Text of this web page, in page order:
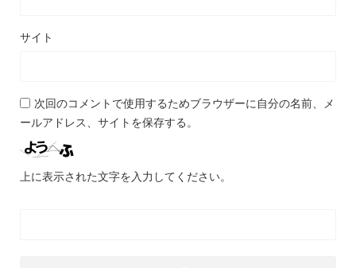
サイト
次回のコメントで使用するためブラウザーに自分の名前、メ
ールアドレス、サイトを保存する。
上に表示された文字を入力してください。